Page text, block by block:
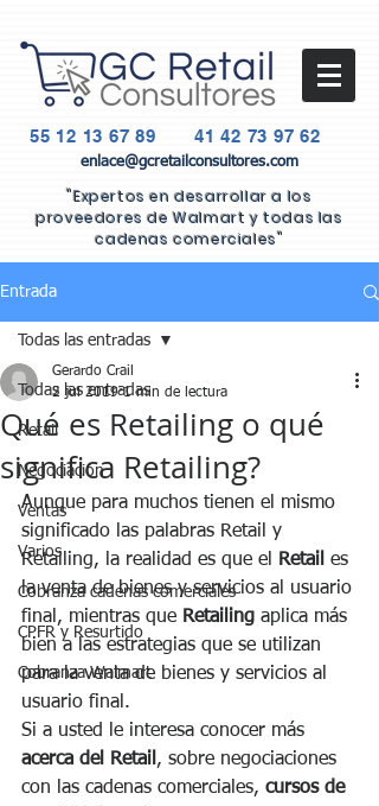
55 12 13 67 89 41 42 73 97 62
enlace@gcretailconsultores.com
"Expertos en desarrollar a los
proveedores de Walmart y todas las
cadenas comerciales"
Entrada
Todas las entradas
Retail
Negociación
Ventas
Varios
Cobranza cadenas comerciales
CPFR y Resurtido
Cobranza Walmart
Todas las entradas
Qué es Retailing o qué
significa Retailing?
Gerardo Crail
2 jul 2019 1 min de lectura
Aunque para muchos tienen el mismo
significado las palabras Retail y
Retailing, la realidad es que el
Retail es
la venta de bienes y servicios al usuario
final, mientras que Retailing aplica más
bien a las estrategias que se utilizan
para la venta de bienes y servicios al
usuario final.
Si a usted le interesa conocer más
acerca del Retail , sobre negociaciones
con las cadenas comerciales, cursos de